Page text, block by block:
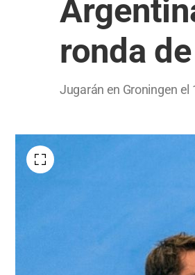
ronda
Jugarán en Groningen el